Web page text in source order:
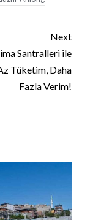
Next
Santralleri ile
Tüketim, Daha
Fazla Verim!